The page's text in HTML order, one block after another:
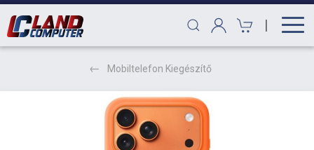
|
Mobiltelefon Kiegészítő